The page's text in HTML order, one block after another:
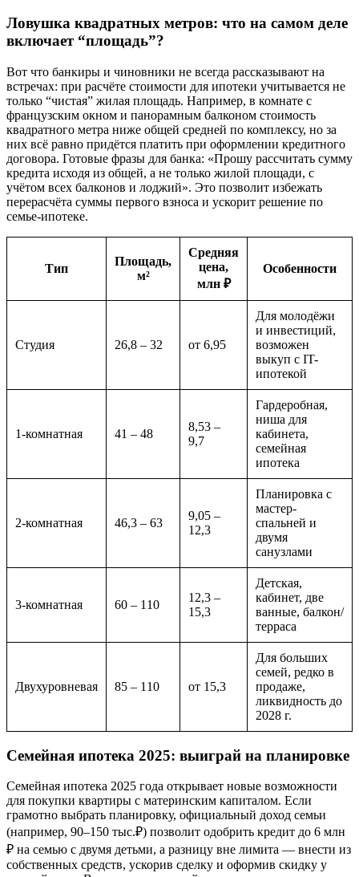
Ловушка квадратных метров: что на самом деле
включает “площадь”?
Вот что банкиры и чиновники не всегда рассказывают на
встречах: при расчёте стоимости для ипотеки учитывается не
только “чистая” жилая площадь. Например, в комнате с
французским окном и панорамным балконом стоимость
квадратного метра ниже общей средней по комплексу, но за
них всё равно придётся платить при оформлении кредитного
договора. Готовые фразы для банка: «Прошу рассчитать сумму
кредита исходя из общей, а не только жилой площади, с
учётом всех балконов и лоджий». Это позволит избежать
перерасчёта суммы первого взноса и ускорит решение по
семье-ипотеке.
Тип
Площадь,
м²
Средняя
цена,
млн ₽
Особенности
Студия 26,8 – 32 от 6,95
Для молодёжи
и инвестиций,
возможен
выкуп с IT-
ипотекой
1-комнатная 41 – 48
8,53 –
9,7
Гардеробная,
ниша для
кабинета,
семейная
ипотека
2-комнатная 46,3 – 63
9,05 –
12,3
Планировка с
мастер-
спальней и
двумя
санузлами
3-комнатная 60 – 110
12,3 –
15,3
Детская,
кабинет, две
ванные, балкон/
терраса
Двухуровневая 85 – 110 от 15,3
Для больших
семей, редко в
продаже,
ликвидность до
2028 г.
Семейная ипотека 2025: выиграй на планировке
Семейная ипотека 2025 года открывает новые возможности
для покупки квартиры с материнским капиталом. Если
грамотно выбрать планировку, официальный доход семьи
(например, 90–150 тыс.₽) позволит одобрить кредит до 6 млн
₽ на семью с двумя детьми, а разницу вне лимита — внести из
собственных средств, ускорив сделку и оформив скидку у